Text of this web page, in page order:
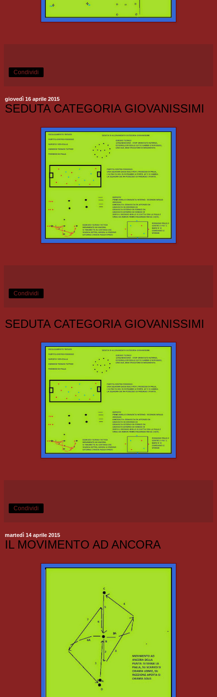
Condividi
giovedì 16 aprile 2015
SEDUTA CATEGORIA GIOVANISSIMI
Condividi
SEDUTA CATEGORIA GIOVANISSIMI
Condividi
martedì 14 aprile 2015
IL MOVIMENTO AD ANCORA